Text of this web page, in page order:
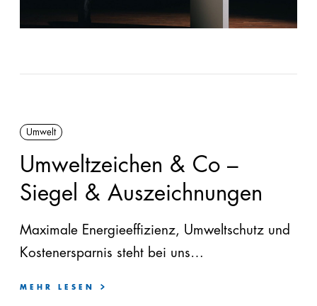
Umwelt
Umweltzeichen & Co –
Siegel & Auszeichnungen
Maximale Energieeffizienz, Umweltschutz und
Kostenersparnis steht bei uns
MEHR LESEN